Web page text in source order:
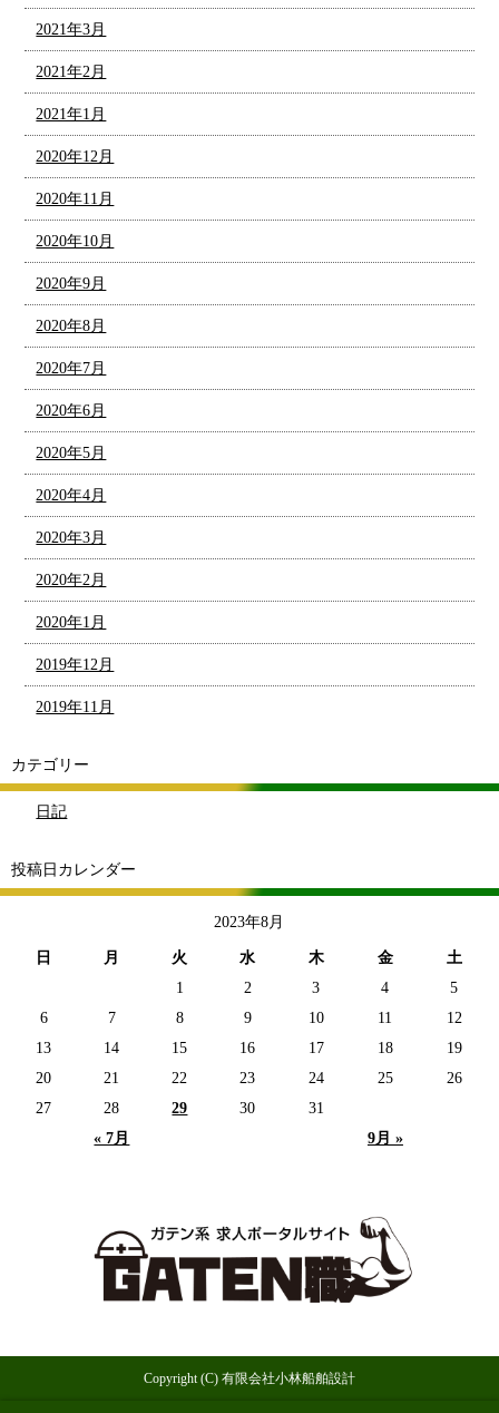
2021年3月
2021年2月
2021年1月
2020年12月
2020年11月
2020年10月
2020年9月
2020年8月
2020年7月
2020年6月
2020年5月
2020年4月
2020年3月
2020年2月
2020年1月
2019年12月
2019年11月
カテゴリー
日記
投稿日カレンダー
2023年8月
日 月 火 水 木 金 土
« 7月 9月 »
1 2 3 4
5
6
7 8 9 10 11
12
13
14 15 16 17 18
19
20
21 22 23 24 25
26
27
28 29 30 31
Copyright (C) 有限会社小林船舶設計